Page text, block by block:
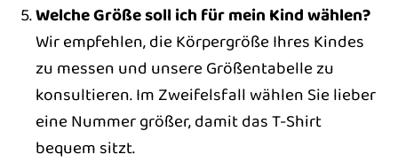
Welche Größe soll ich für mein Kind wählen?
Wir empfehlen, die Körpergröße Ihres Kindes
zu messen und unsere Größentabelle zu
konsultieren. Im Zweifelsfall wählen Sie lieber
eine Nummer größer, damit das T-Shirt
bequem sitzt.